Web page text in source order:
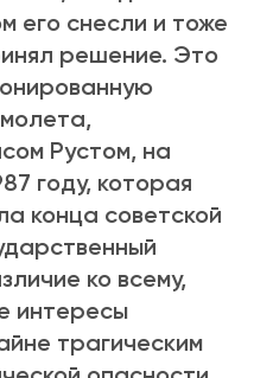
его снесли и тоже
решение. Это
Рустом, на
году, которая
конца советской
ко всему,
интересы
трагическим